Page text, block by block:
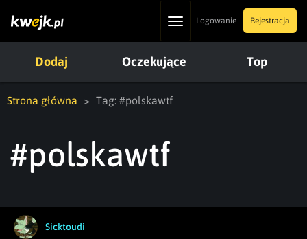
ToggleLogowanie Rejestracja
Dodaj Oczekujące Top
Strona główna Tag: #polskawtf
#polskawtf
Sicktoudi